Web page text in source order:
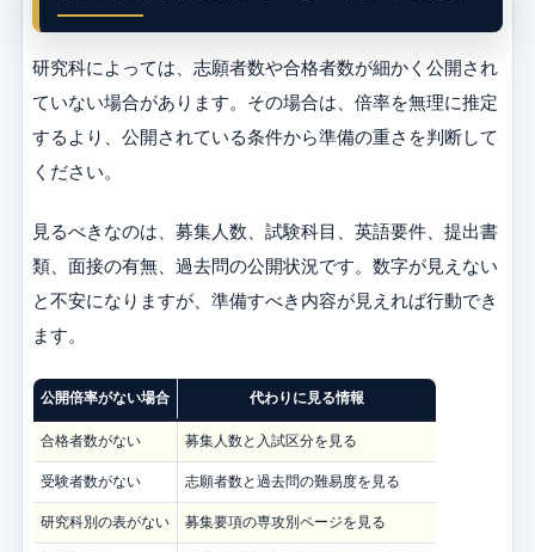
研究科によっては、志願者数や合格者数が細かく公開され
ていない場合があります。その場合は、倍率を無理に推定
するより、公開されている条件から準備の重さを判断して
ください。
見るべきなのは、募集人数、試験科目、英語要件、提出書
類、面接の有無、過去問の公開状況です。数字が見えない
と不安になりますが、準備すべき内容が見えれば行動でき
ます。
公開倍率がない場合 代わりに見る情報
合格者数がない 募集人数と入試区分を見る
受験者数がない 志願者数と過去問の難易度を見る
研究科別の表がない 募集要項の専攻別ページを見る